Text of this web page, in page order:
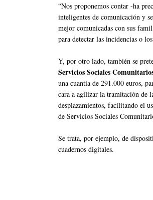
“Nos proponemos contar -ha
inteligentes de comunicación y
mejor comunicadas con sus
para detectar las incidencias o
Y, por otro lado, también se
Servicios Sociales
una cuantía de 291.000 euros,
cara a agilizar la tramitación de
desplazamientos, facilitando el
de Servicios Sociales
Se trata, por ejemplo, de
cuadernos digitales.